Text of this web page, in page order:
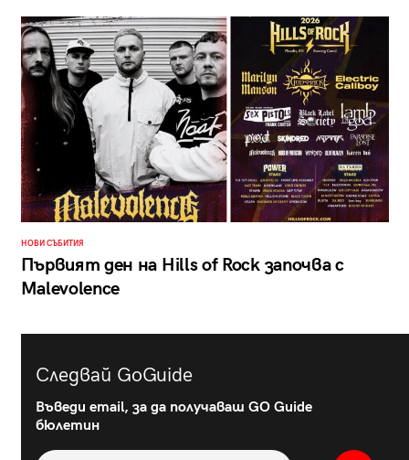
НОВИ СЪБИТИЯ
Първият ден на Hills of Rock започва с
Malevolence
Следвай GoGuide
Въведи email, за да получаваш GO Guide
бюлетин